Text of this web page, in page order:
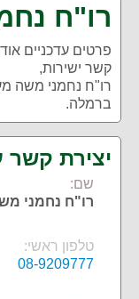
רו"ח
פרטים עדכניים
קשר ישירות,
רו"ח נחמני משה
ברמלה.
יצירת
שם:
רו"ח נחמני
טלפון ראשי:
08-9209777